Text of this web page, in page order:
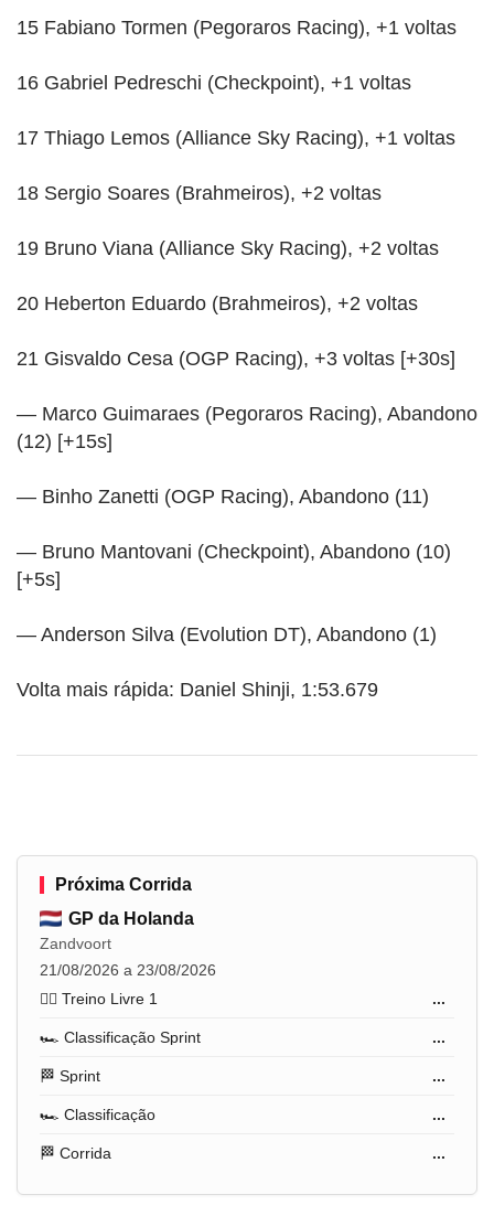
15 Fabiano Tormen (Pegoraros Racing), +1 voltas
16 Gabriel Pedreschi (Checkpoint), +1 voltas
17 Thiago Lemos (Alliance Sky Racing), +1 voltas
18 Sergio Soares (Brahmeiros), +2 voltas
19 Bruno Viana (Alliance Sky Racing), +2 voltas
20 Heberton Eduardo (Brahmeiros), +2 voltas
21 Gisvaldo Cesa (OGP Racing), +3 voltas [+30s]
— Marco Guimaraes (Pegoraros Racing), Abandono
(12) [+15s]
— Binho Zanetti (OGP Racing), Abandono (11)
— Bruno Mantovani (Checkpoint), Abandono (10)
[+5s]
— Anderson Silva (Evolution DT), Abandono (1)
Volta mais rápida: Daniel Shinji, 1:53.679
Próxima Corrida
GP da Holanda
Zandvoort
21/08/2026 a 23/08/2026
🏋️‍♂️ Treino Livre 1
...
🏎️ Classificação Sprint ...
🏁 Sprint ...
🏎️ Classificação ...
🏁 Corrida ...